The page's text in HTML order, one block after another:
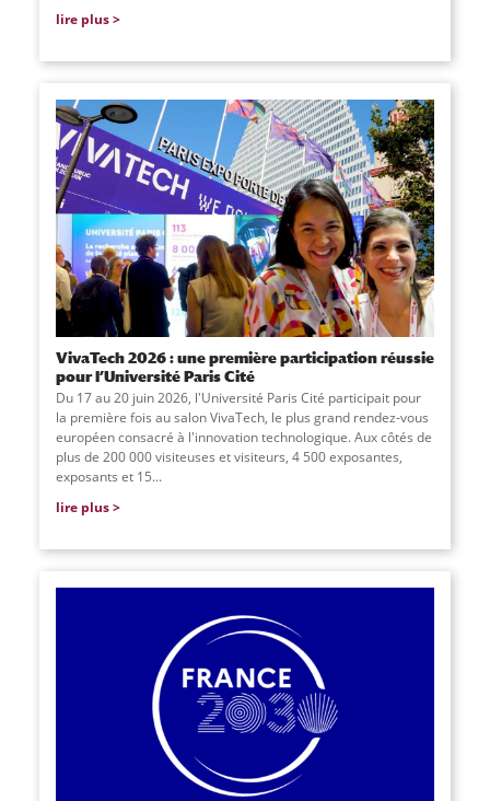
lire plus
VivaTech 2026 : une première participation réussie
pour l’Université Paris Cité
Du 17 au 20 juin 2026, l'Université Paris Cité participait pour
la première fois au salon VivaTech, le plus grand rendez-vous
européen consacré à l'innovation technologique. Aux côtés de
plus de 200 000 visiteuses et visiteurs, 4 500 exposantes,
exposants et 15...
lire plus